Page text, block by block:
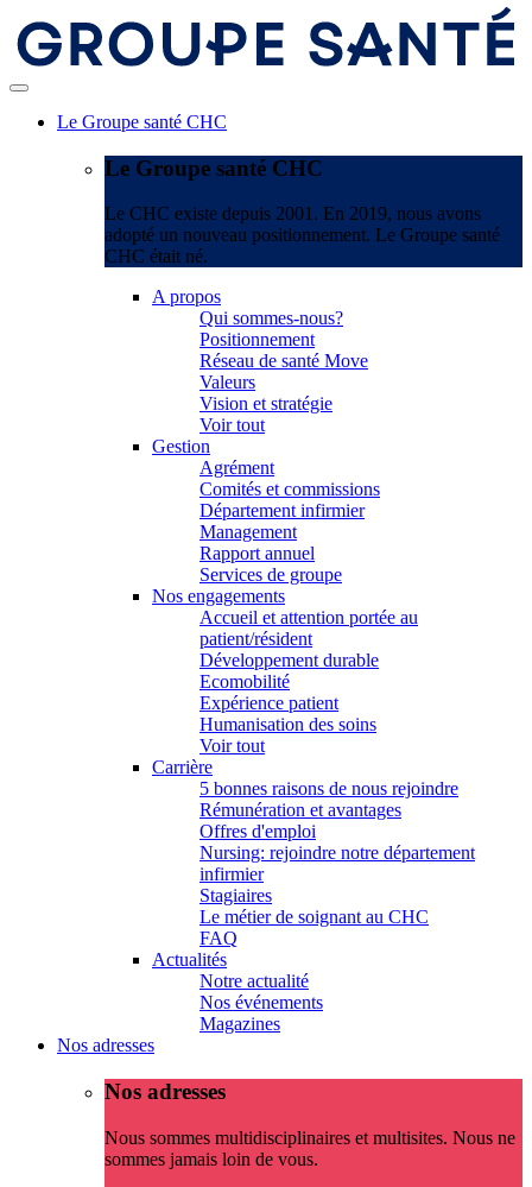
Le Groupe santé CHC
Le Groupe santé CHC
Le CHC existe depuis 2001. En 2019, nous avons
adopté un nouveau positionnement. Le Groupe santé
CHC était né.
A propos
Qui sommes-nous?
Positionnement
Réseau de santé Move
Valeurs
Vision et stratégie
Voir tout
Gestion
Agrément
Comités et commissions
Département infirmier
Management
Rapport annuel
Services de groupe
Nos engagements
Accueil et attention portée au
patient/résident
Développement durable
Ecomobilité
Expérience patient
Humanisation des soins
Voir tout
Carrière
5 bonnes raisons de nous rejoindre
Rémunération et avantages
Offres d'emploi
Nursing: rejoindre notre département
infirmier
Stagiaires
Le métier de soignant au CHC
FAQ
Actualités
Notre actualité
Nos événements
Magazines
Nos adresses
Nos adresses
Nous sommes multidisciplinaires et multisites. Nous ne
sommes jamais loin de vous.